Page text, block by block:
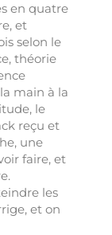
en quatre
et
selon le
théorie
main à la
le
reçu et
une
faire, et
les
et on